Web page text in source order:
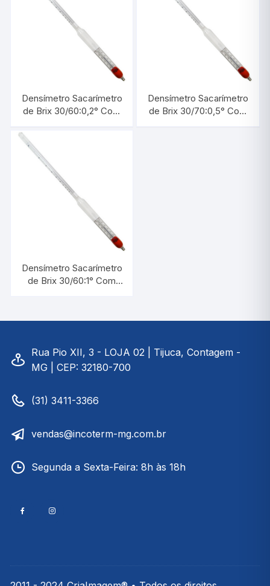
Densímetro Sacarímetro
de Brix 30/60:0,2° Com
Densímetro Sacarímetro
de Brix 30/70:0,5° Com
Densímetro Sacarímetro
de Brix 30/60:1° Com
Rua Pio XII, 3 - LOJA 02 | Tijuca, Contagem -
MG | CEP: 32180-700
(31) 3411-3366
vendas@incoterm-mg.com.br
Segunda a Sexta-Feira: 8h às 18h